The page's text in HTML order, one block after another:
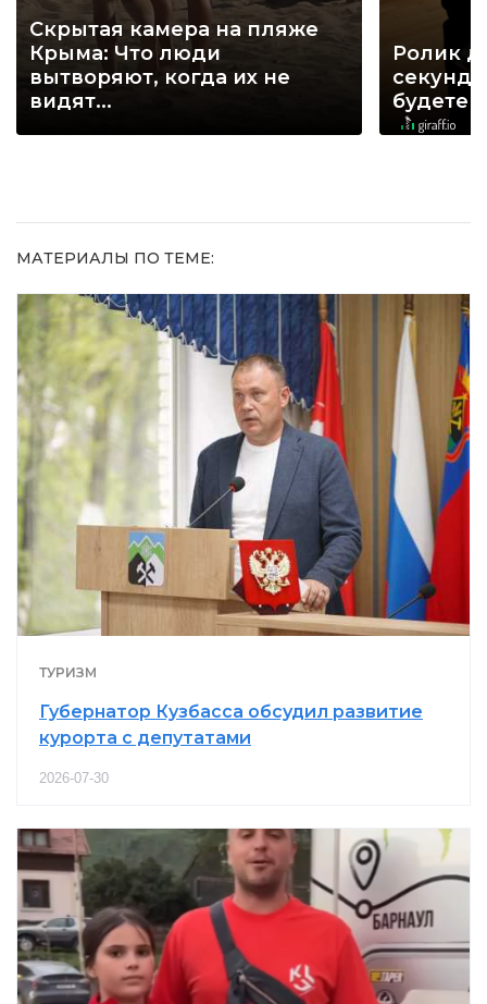
Скрытая камера на пляже
Крыма: Что люди
вытворяют, когда их не
видят...
Ролик
секунд,
будете
МАТЕРИАЛЫ ПО ТЕМЕ:
ТУРИЗМ
Губернатор Кузбасса обсудил развитие
курорта с депутатами
2026-07-30